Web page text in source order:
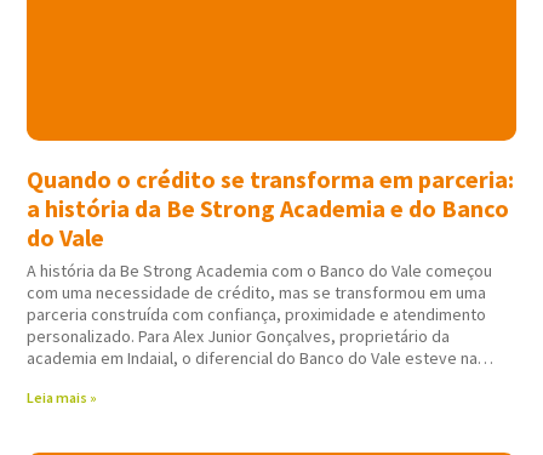
Quando o crédito se transforma em parceria:
a história da Be Strong Academia e do Banco
do Vale
A história da Be Strong Academia com o Banco do Vale começou
com uma necessidade de crédito, mas se transformou em uma
parceria construída com confiança, proximidade e atendimento
personalizado. Para Alex Junior Gonçalves, proprietário da
academia em Indaial, o diferencial do Banco do Vale esteve na
Leia mais »